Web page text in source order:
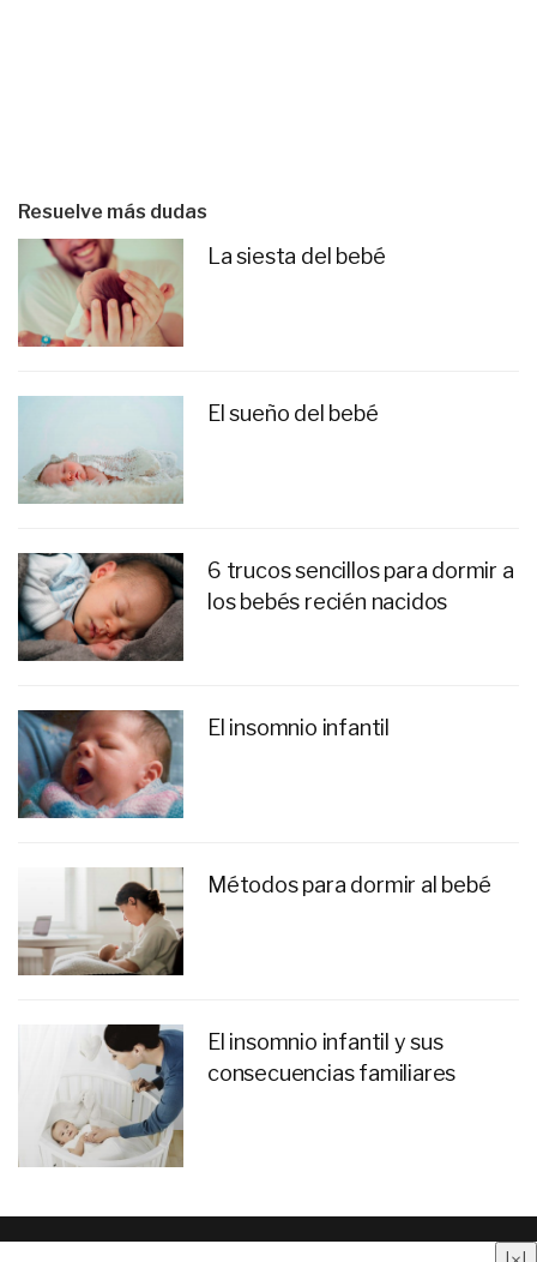
Resuelve más dudas
La siesta del bebé
El sueño del bebé
6 trucos sencillos para dormir a
los bebés recién nacidos
El insomnio infantil
Métodos para dormir al bebé
El insomnio infantil y sus
consecuencias familiares